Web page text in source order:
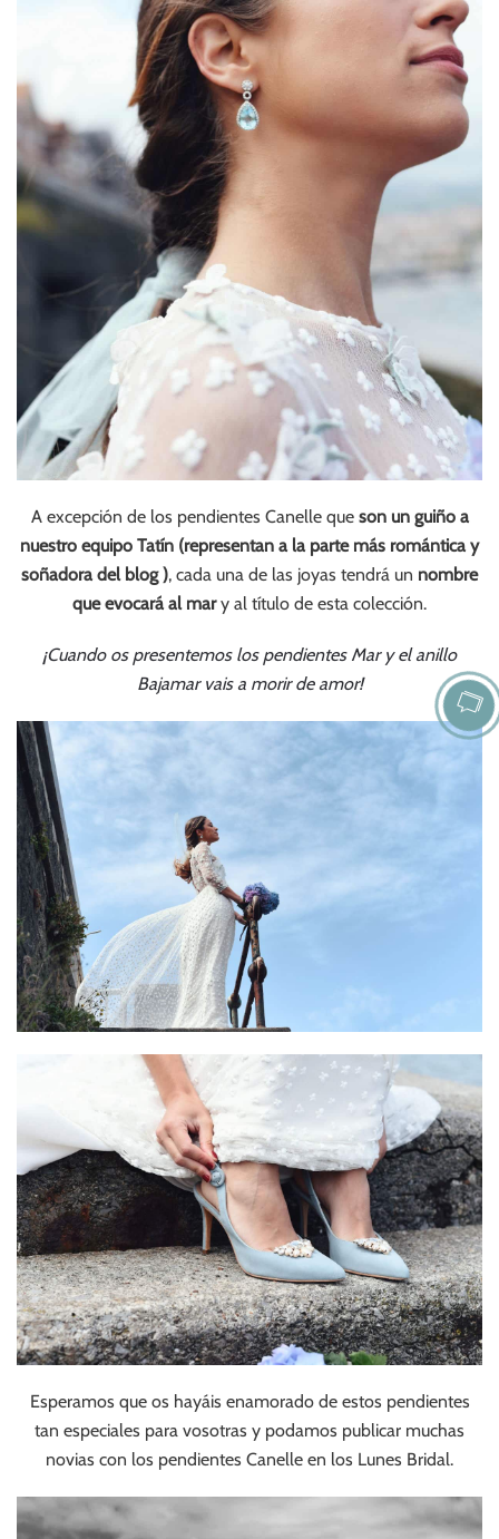
A excepción de los pendientes Canelle que son un guiño a
nuestro equipo Tatín (representan a la parte más romántica y
soñadora del blog ), cada una de las joyas tendrá un nombre
que evocará al mary al título de esta colección.
¡Cuando os presentemos los pendientes Mar y el anillo
Bajamar vais a morir de amor!
Esperamos que os hayáis enamorado de estos pendientes
tan especiales para vosotras y podamos publicar muchas
novias con los pendientes Canelle en los Lunes Bridal.